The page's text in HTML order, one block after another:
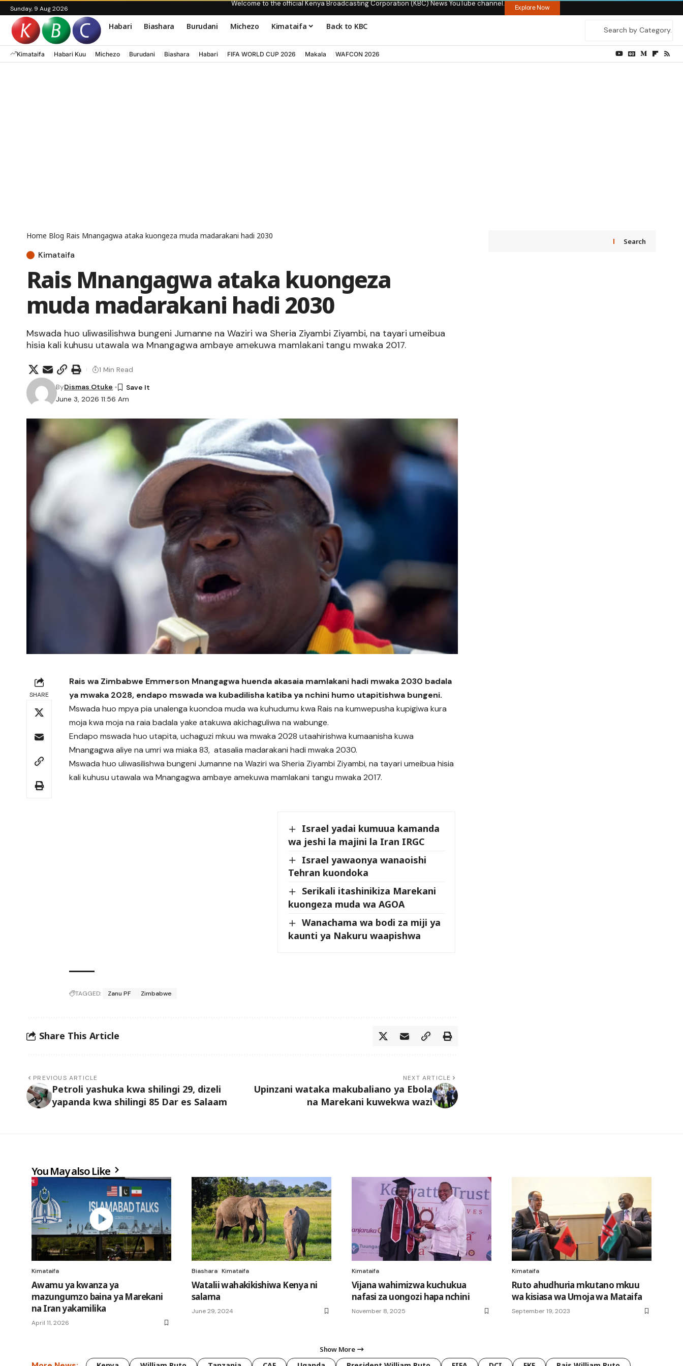
Sunday, 9 Aug 2026
Welcome to the official Kenya Broadcasting Corporation (KBC) News YouTube channel. Explore Now
Habari Biashara Burudani Michezo Kimataifa Back to KBC
Kimataifa Habari Kuu Michezo Burudani Biashara Habari FIFA WORLD CUP 2026 Makala WAFCON 2026
Home Blog Rais Mnangagwa ataka kuongeza muda madarakani hadi 2030
Kimataifa
Rais Mnangagwa ataka kuongeza
muda madarakani hadi 2030
Mswada huo uliwasilishwa bungeni Jumanne na Waziri wa Sheria Ziyambi Ziyambi, na tayari umeibua
hisia kali kuhusu utawala wa Mnangagwa ambaye amekuwa mamlakani tangu mwaka 2017.
June 3, 2026 11:56 Am
ByDismas Otuke
1 Min Read
SHARE
Rais wa Zimbabwe Emmerson Mnangagwa huenda akasaia mamlakani hadi mwaka 2030 badala
ya mwaka 2028, endapo mswada wa kubadilisha katiba ya nchini humo utapitishwa bungeni.
Mswada huo mpya pia unalenga kuondoa muda wa kuhudumu kwa Rais na kumwepusha kupigiwa kura
moja kwa moja na raia badala yake atakuwa akichaguliwa na wabunge.
Endapo mswada huo utapita, uchaguzi mkuu wa mwaka 2028 utaahirishwa kumaanisha kuwa
Mnangagwa aliye na umri wa miaka 83, atasalia madarakani hadi mwaka 2030.
Mswada huo uliwasilishwa bungeni Jumanne na Waziri wa Sheria Ziyambi Ziyambi, na tayari umeibua hisia
kali kuhusu utawala wa Mnangagwa ambaye amekuwa mamlakani tangu mwaka 2017.
Israel yadai kumuua kamanda
wa jeshi la majini la Iran IRGC
Israel yawaonya wanaoishi
Tehran kuondoka
Serikali itashinikiza Marekani
kuongeza muda wa AGOA
Wanachama wa bodi za miji ya
kaunti ya Nakuru waapishwa
TAGGED: Zanu PF Zimbabwe
Share This Article
PREVIOUS ARTICLE
Petroli yashuka kwa shilingi 29, dizeli
yapanda kwa shilingi 85 Dar es Salaam
NEXT ARTICLE
Upinzani wataka makubaliano ya Ebola
na Marekani kuwekwa wazi
Search
You May also Like
Kimataifa
Awamu ya kwanza ya
mazungumzo baina ya Marekani
na Iran yakamilika
April 11, 2026
Biashara Kimataifa
Watalii wahakikishiwa Kenya ni
salama
June 29, 2024
Kimataifa
Vijana wahimizwa kuchukua
nafasi za uongozi hapa nchini
November 8, 2025
Kimataifa
Ruto ahudhuria mkutano mkuu
wa kisiasa wa Umoja wa Mataifa
September 19, 2023
Show More